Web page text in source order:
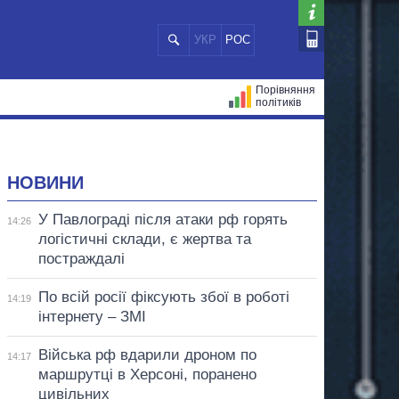
УКР РОС
Порівняння
політиків
НОВИНИ
14:26
У Павлограді після атаки рф горять
логістичні склади, є жертва та
постраждалі
14:19
По всій росії фіксують збої в роботі
інтернету – ЗМІ
14:17
Війська рф вдарили дроном по
маршрутці в Херсоні, поранено
цивільних